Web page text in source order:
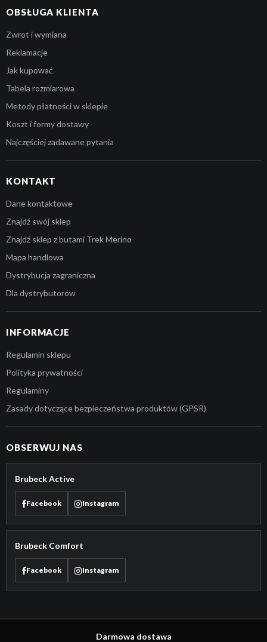
OBSŁUGA KLIENTA
Zwrot i wymiana
Reklamacje
Jak kupować
Tabela rozmiarowa
Metody płatności w sklepie
Koszt i formy dostawy
Najczęściej zadawane pytania
KONTAKT
Dane kontaktowe
Znajdź swój sklep
Znajdź sklep z butami Trek Merino
Mapa handlowa
Dystrybucja zagraniczna
Dla dystrybutorów
INFORMACJE
Regulamin sklepu
Polityka prywatności
Regulaminy
Zasady dotyczące bezpieczeństwa produktów (GPSR)
OBSERWUJ NAS
Brubeck Active
Facebook Instagram
Brubeck Comfort
Facebook Instagram
Darmowa dostawa